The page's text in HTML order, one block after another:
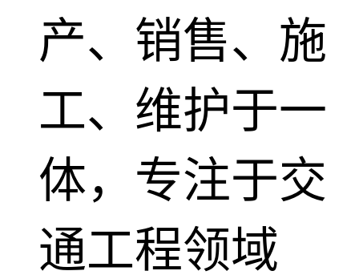
产、销售、施
工、维护于一
体，专注于交
通工程领域